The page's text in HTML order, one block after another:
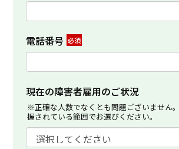
電話番号
現在の障害者雇用のご状況
※正確な人数でなくとも問題ございません
握されている範囲でお選びください。